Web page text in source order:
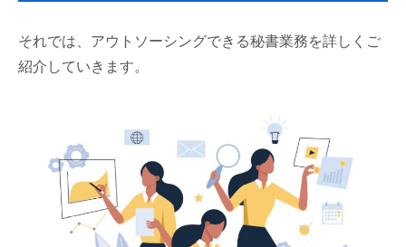
それでは、アウトソーシングできる秘書業務を詳しくご
紹介していきます。